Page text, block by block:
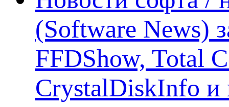
(Software News)
FFDShow, Total
CrystalDiskInfo и